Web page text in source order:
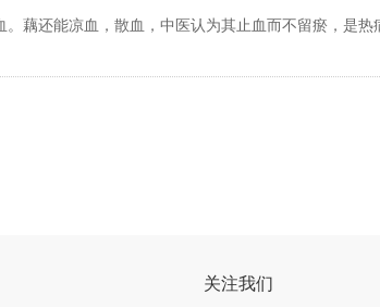
还能凉血，散血，中医认为其止血而不留瘀，是热
关注我们